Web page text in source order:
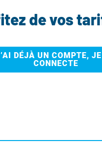
de vos
DÉJÀ UN COMPTE,
CONNECTE